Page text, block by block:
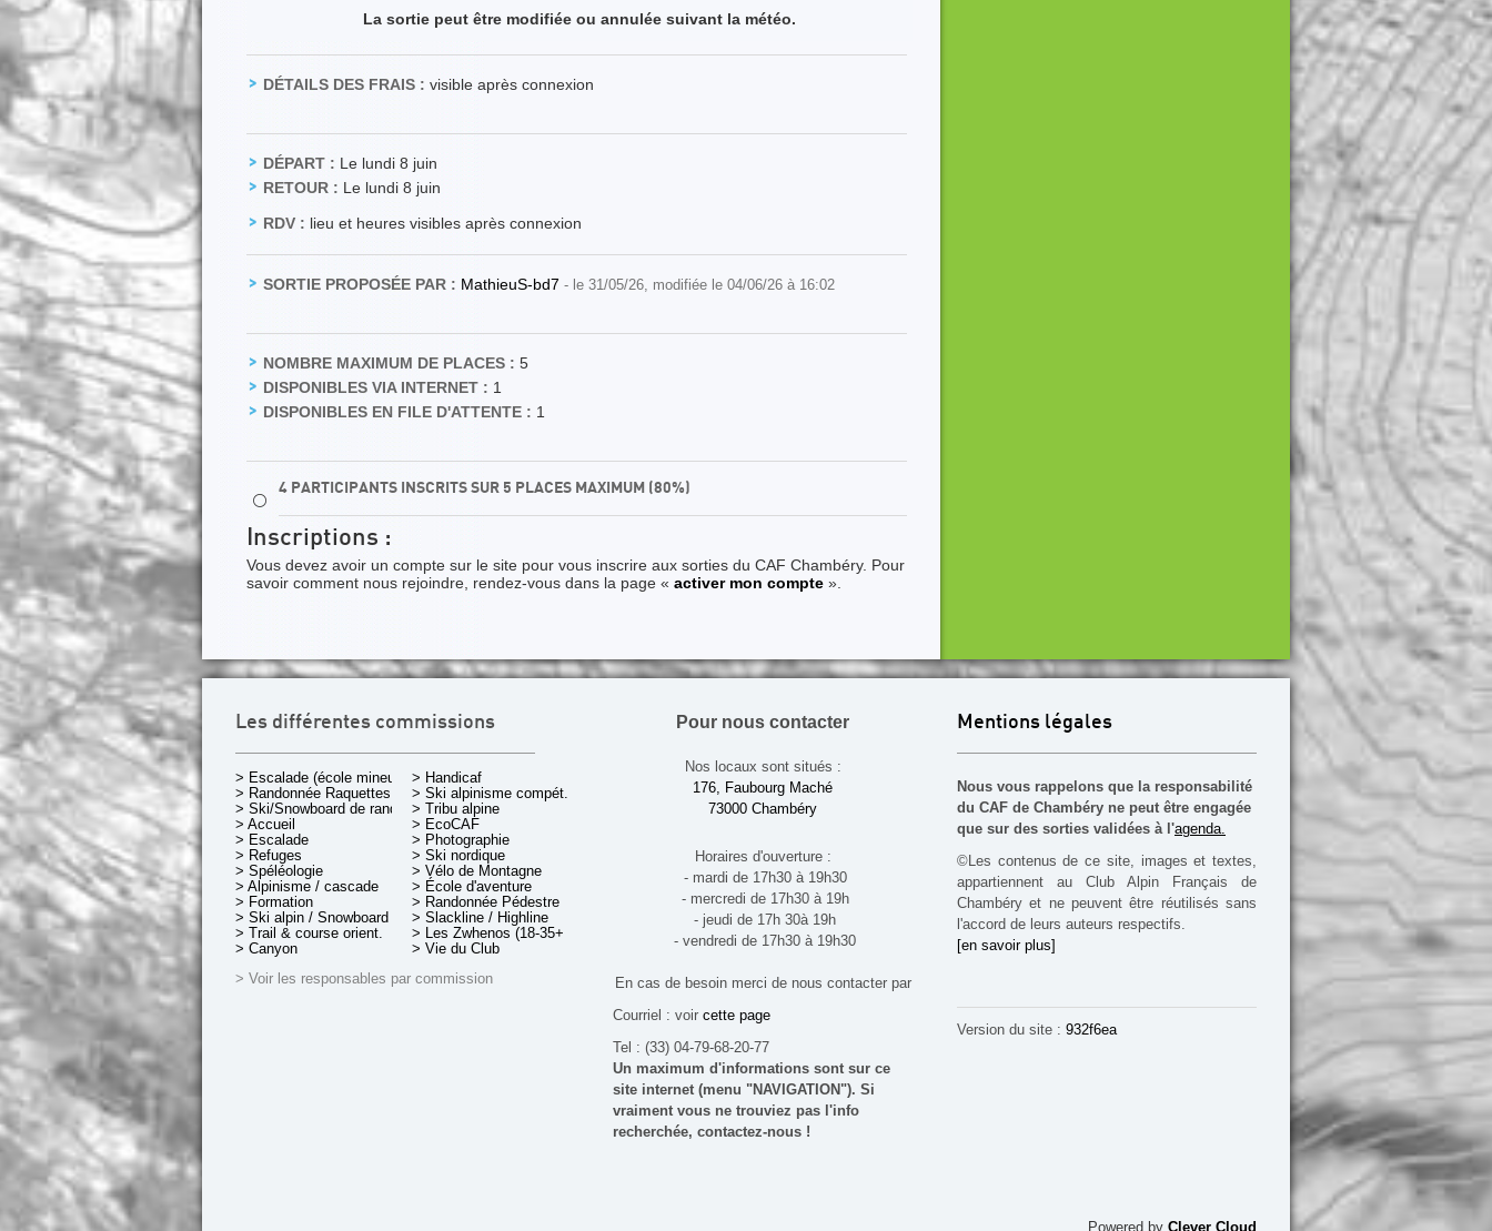
La sortie peut être modifiée ou annulée suivant la météo.
DÉTAILS DES FRAIS : visible après connexion
DÉPART : Le lundi 8 juin
RETOUR : Le lundi 8 juin
RDV : lieu et heures visibles après connexion
SORTIE PROPOSÉE PAR : MathieuS-bd7 - le 31/05/26, modifiée le 04/06/26 à 16:02
NOMBRE MAXIMUM DE PLACES : 5
DISPONIBLES VIA INTERNET : 1
DISPONIBLES EN FILE D'ATTENTE : 1
⚪
4 PARTICIPANTS INSCRITS SUR 5 PLACES MAXIMUM (80%)
Inscriptions :
Vous devez avoir un compte sur le site pour vous inscrire aux sorties du CAF Chambéry. Pour
savoir comment nous rejoindre, rendez-vous dans la page « activer mon compte ».
Les différentes commissions
> Escalade (école mineurs)
> Randonnée Raquettes
> Ski/Snowboard de rando.
> Accueil
> Escalade
> Refuges
> Spéléologie
> Alpinisme / cascade
> Formation
> Ski alpin / Snowboard
> Trail & course orient.
> Canyon
> Handicaf
> Ski alpinisme compét.
> Tribu alpine
> EcoCAF
> Photographie
> Ski nordique
> Vélo de Montagne
> École d'aventure
> Randonnée Pédestre
> Slackline / Highline
> Les Zwhenos (18-35+ ans)
> Vie du Club
> Voir les responsables par commission
Pour nous contacter
Nos locaux sont situés :
176, Faubourg Maché
73000 Chambéry
Horaires d'ouverture :
- mardi de 17h30 à 19h30
- mercredi de 17h30 à 19h
- jeudi de 17h 30à 19h
- vendredi de 17h30 à 19h30
En cas de besoin merci de nous contacter par
Courriel : voir cette page
Tel : (33) 04-79-68-20-77
Un maximum d'informations sont sur ce
site internet (menu "NAVIGATION"). Si
vraiment vous ne trouviez pas l'info
recherchée, contactez-nous !
Mentions légales
Nous vous rappelons que la responsabilité
du CAF de Chambéry ne peut être engagée
que sur des sorties validées à l'agenda.
©Les contenus de ce site, images et textes,
appartiennent au Club Alpin Français de
Chambéry et ne peuvent être réutilisés sans
l'accord de leurs auteurs respectifs.
[en savoir plus]
Version du site : 932f6ea
Powered by Clever Cloud